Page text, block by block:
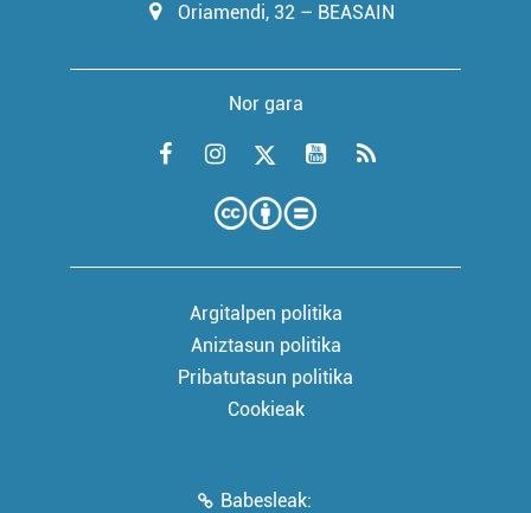
Oriamendi, 32 – BEASAIN
Nor gara
Argitalpen politika
Aniztasun politika
Pribatutasun politika
Cookieak
Babesleak: